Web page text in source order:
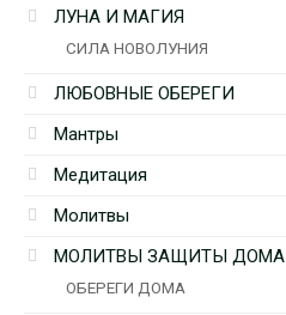
ЛУНА И МАГИЯ
СИЛА НОВОЛУНИЯ
ЛЮБОВНЫЕ ОБЕРЕГИ
Мантры
Медитация
Молитвы
МОЛИТВЫ ЗАЩИТЫ ДОМА
ОБЕРЕГИ ДОМА